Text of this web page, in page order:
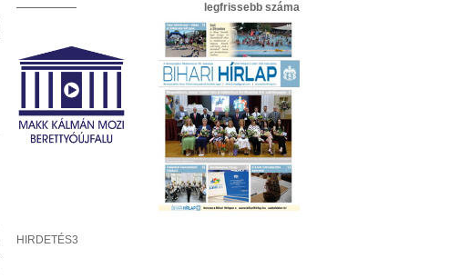
legfrissebb száma
HIRDETÉS3